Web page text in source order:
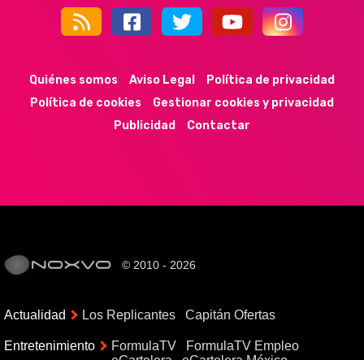
44k 9k 35k 352
Quiénes somos Aviso Legal
Política de privacidad
Política de cookies
Gestionar cookies y privacidad
Publicidad
Contactar
© 2010 - 2026
Actualidad Los Replicantes Capitán Ofertas
Entretenimiento FormulaTV
FormulaTV Empleo